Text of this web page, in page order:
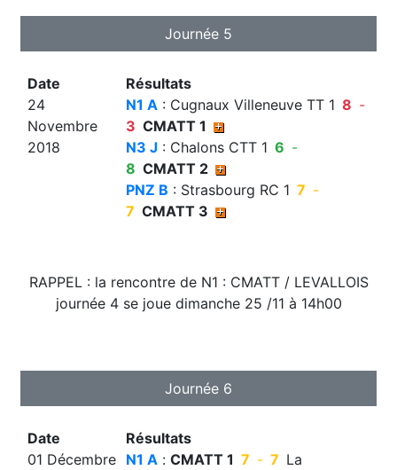
Journée 5
Date
24
Novembre
2018
Résultats
N1 A : Cugnaux Villeneuve TT 1 8 -
3 CMATT 1
N3 J : Chalons CTT 1 6 -
8 CMATT 2
PNZ B : Strasbourg RC 1 7 -
7 CMATT 3
RAPPEL : la rencontre de N1 : CMATT / LEVALLOIS
journée 4 se joue dimanche 25 /11 à 14h00
Journée 6
Date
01 Décembre
Résultats
N1 A :CMATT 1 7 - 7 La